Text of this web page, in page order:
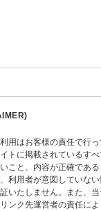
用はお客様の責任で行
トに掲載されているす
こと、内容が正確であ
利用者が意図していな
いたしません。また、
ンク先運営者の責任に